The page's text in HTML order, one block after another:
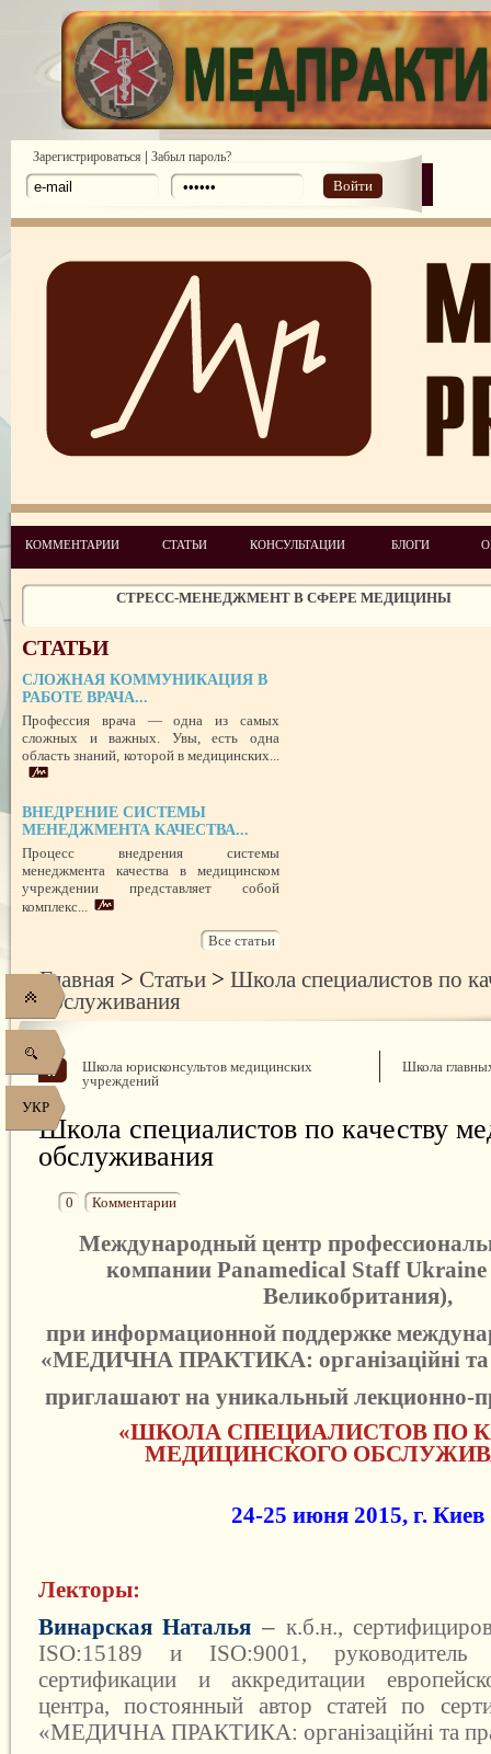
УКР
Зарегистрироваться | Забыл пароль?
Войти
КОММЕНТАРИИ СТАТЬИ КОНСУЛЬТАЦИИ БЛОГИ
ПОТРЕБИТЕЛЬСКИЙ ЭКСТРЕМИЗМ
ПЕРЕГОРЕЛО, или ЧЕМ ГРОЗИТ ЭМОЦИОНАЛЬНОЕ
УСПЕШНЫЙ ДЕБЮТ «ШКОЛЫ АДМИНИСТРАТОРОВ
ЦЕЛЕПОЛАГАНИЕ, или КАК ПРАВИЛЬНО СТАВИТЬ ЦЕЛИ И
ИХ
ЧЕГО ХОТЯТ ПАЦИЕНТЫ КАТЕГОРИИ VIP
СТРЕСС-МЕНЕДЖМЕНТ В СФЕРЕ МЕДИЦИНЫ
ПРАВОВОЙ СТАТУС ПРЕДСТАВИТЕЛЯ ПАЦИЕНТА В УКРАИНЕ
РОЛЬ МЕДИЦИНСКОЙ ДОКУМЕНТАЦИИ КАК
ГРАЖДАНСКОМ И УГОЛОВНОМ СУДОПРОИЗВОДСТВЕ
СТАТЬИ
СЛОЖНАЯ КОММУНИКАЦИЯ В
РАБОТЕ ВРАЧА...
Профессия врача — одна из самых
сложных и важных. Увы, есть одна
область знаний, которой в медицинских...
ВНЕДРЕНИЕ СИСТЕМЫ
МЕНЕДЖМЕНТА КАЧЕСТВА...
Процесс внедрения системы
менеджмента качества в медицинском
учреждении представляет собой
комплекс...
Все статьи
Главная > Статьи > Школа специалистов по
обслуживания
Школа юрисконсультов медицинских
учреждений
Школа
Школа специалистов по качеству
обслуживания
0 Комментарии
Международный центр
компании Panamedical Staff
Великобритания),
при информационной поддержке
«МЕДИЧНА ПРАКТИКА: організаційні та
приглашают на уникальный лекционно-
«ШКОЛА СПЕЦИАЛИСТОВ ПО
МЕДИЦИНСКОГО
24-25 июня 2015, г. Киев
Лекторы:
Винарская Наталья – к.б.н.,
ISO:15189 и ISO:9001, руководитель
сертификации и аккредитации
центра, постоянный автор статей по
«МЕДИЧНА ПРАКТИКА: організаційні та